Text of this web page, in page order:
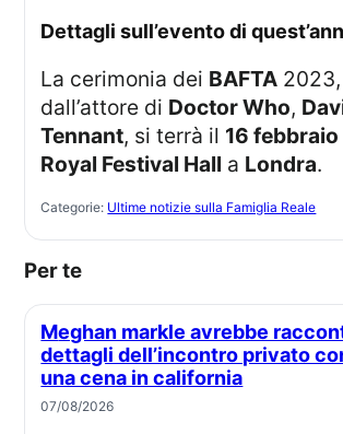
Dettagli sull’evento di
La cerimonia dei BAFTA
dall’attore di Doctor Who,
Tennant, si terrà il 16 febbraio
Royal Festival Hall a Londra.
Categorie: Ultime notizie sulla Famiglia Reale
Per te
Meghan markle avrebbe raccontato
dettagli dell’incontro privato
una cena in california
07/08/2026